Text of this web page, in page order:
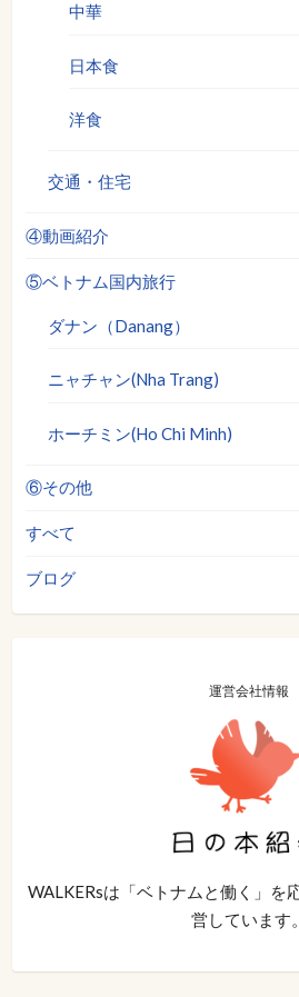
中華
日本食
洋食
交通・住宅
④動画紹介
⑤ベトナム国内旅行
ダナン（Danang）
ニャチャン(Nha Trang)
ホーチミン(Ho Chi Minh)
⑥その他
すべて
ブログ
運営会社情報
WALKERsは「ベトナムと働く」を
営しています。